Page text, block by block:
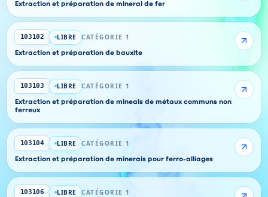
Extraction et préparation de minerai de fer
103102 LIBRE CATÉGORIE 1
Extraction et préparation de bauxite
103103 LIBRE CATÉGORIE 1
Extraction et préparation de mineais de métaux communs non
ferreux
103104 LIBRE CATÉGORIE 1
Extraction et préparation de minerais pour ferro-alliages
103106 LIBRE CATÉGORIE 1